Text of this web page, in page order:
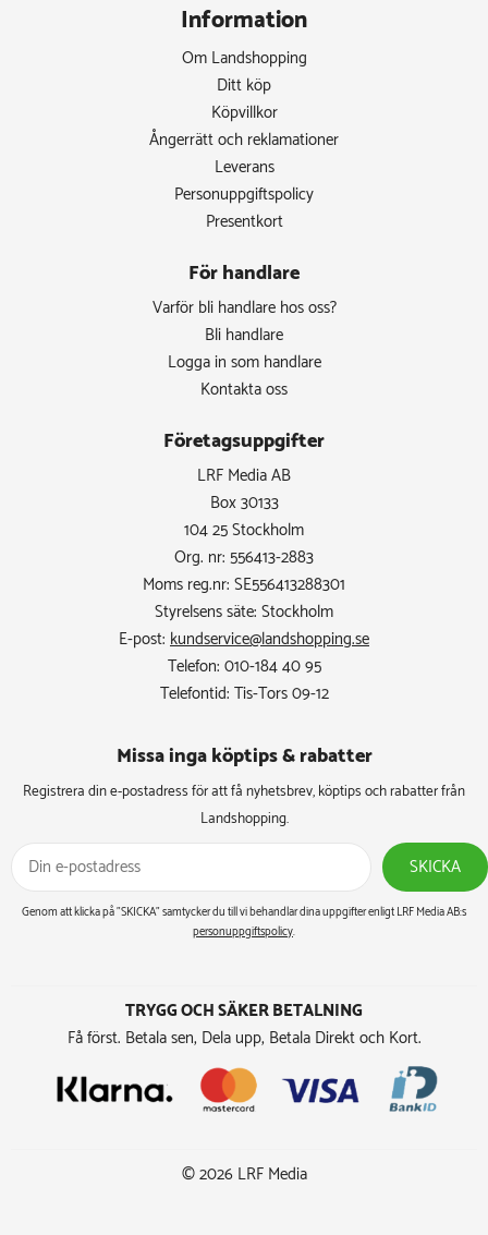
Information
Om Landshopping
Ditt köp
Köpvillkor
Ångerrätt och reklamationer
Leverans
Personuppgiftspolicy
Presentkort
För handlare
Varför bli handlare hos oss?
Bli handlare
Logga in som handlare
Kontakta oss
Företagsuppgifter
LRF Media AB
Box 30133
104 25 Stockholm
Org. nr: 556413-2883
Moms reg.nr: SE556413288301
Styrelsens säte: Stockholm
E-post: kundservice@landshopping.se
Telefon: 010-184 40 95
Telefontid: Tis-Tors 09-12
Missa inga köptips & rabatter​
Registrera din e-postadress för att få nyhetsbrev, köptips och rabatter från
Landshopping.
SKICKA
Genom att klicka på ”SKICKA” samtycker du till vi behandlar dina uppgifter enligt LRF Media AB:s
personuppgiftspolicy.
TRYGG OCH SÄKER BETALNING
Få först. Betala sen, Dela upp, Betala Direkt och Kort.
© 2026 LRF Media